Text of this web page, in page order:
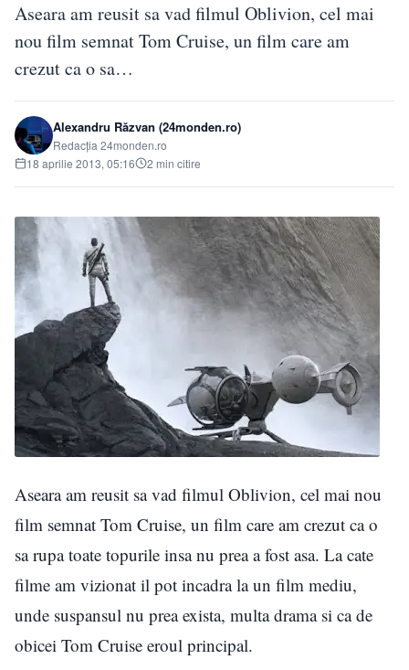
Aseara am reusit sa vad filmul Oblivion, cel mai
nou film semnat Tom Cruise, un film care am
crezut ca o sa…
Alexandru Răzvan (24monden.ro)
Redacția 24monden.ro
18 aprilie 2013, 05:16
2 min citire
Aseara am reusit sa vad filmul Oblivion, cel mai nou
film semnat Tom Cruise, un film care am crezut ca o
sa rupa toate topurile insa nu prea a fost asa. La cate
filme am vizionat il pot incadra la un film mediu,
unde suspansul nu prea exista, multa drama si ca de
obicei Tom Cruise eroul principal.